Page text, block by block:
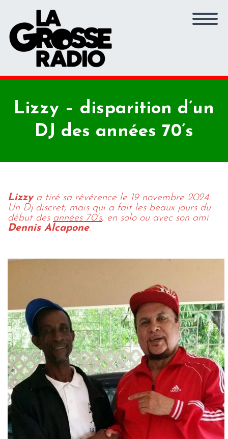
Lizzy – disparition d’un
DJ des années 70’s
Lizzya tiré sa révérence le 19 novembre 2024.
Un Dj discret, mais qui a fait les beaux jours du
début des années 70's, en solo ou avec son ami
Dennis Alcapone.